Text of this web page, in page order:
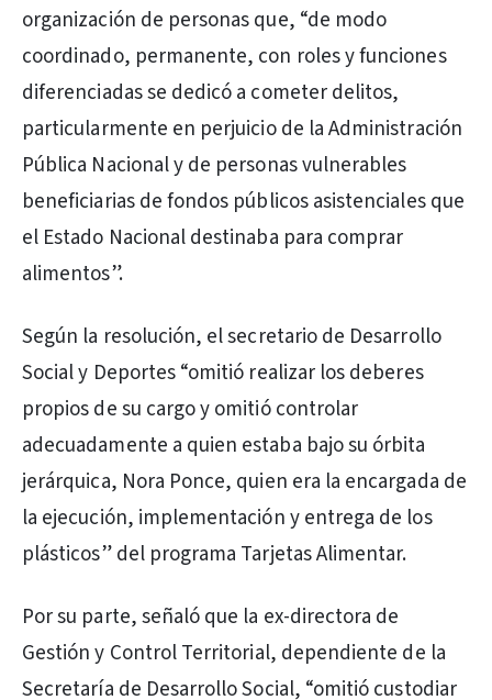
organización de personas que, “de modo
coordinado, permanente, con roles y funciones
diferenciadas se dedicó a cometer delitos,
particularmente en perjuicio de la Administración
Pública Nacional y de personas vulnerables
beneficiarias de fondos públicos asistenciales que
el Estado Nacional destinaba para comprar
alimentos”.
Según la resolución, el secretario de Desarrollo
Social y Deportes “omitió realizar los deberes
propios de su cargo y omitió controlar
adecuadamente a quien estaba bajo su órbita
jerárquica, Nora Ponce, quien era la encargada de
la ejecución, implementación y entrega de los
plásticos” del programa Tarjetas Alimentar.
Por su parte, señaló que la ex-directora de
Gestión y Control Territorial, dependiente de la
Secretaría de Desarrollo Social, “omitió custodiar